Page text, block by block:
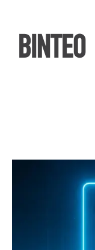
ΒΙΝΤΕΟ